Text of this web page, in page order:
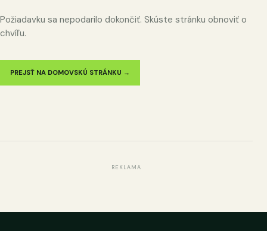
Požiadavku sa nepodarilo dokončiť. Skúste stránku obnoviť o
chvíľu.
PREJSŤ NA DOMOVSKÚ STRÁNKU →
REKLAMA